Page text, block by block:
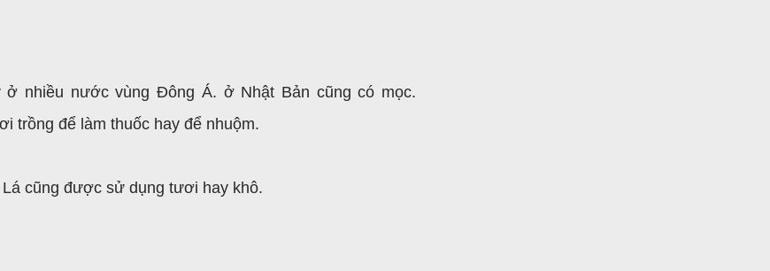
nhiều nước vùng Đông Á. ở Nhật Bản cũng có mọc.
trồng để làm thuốc hay để nhuộm.
cũng được sử dụng tươi hay khô.